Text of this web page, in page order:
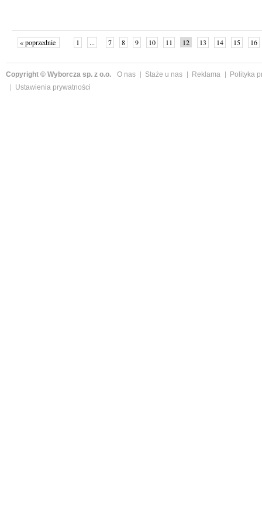
« poprzednie 1 ... 7 8 9 10 11 12 13 14 15 16
Copyright © Wyborcza sp. z o.o. O nas Staże u nas Reklama
Polityka
Ustawienia prywatności